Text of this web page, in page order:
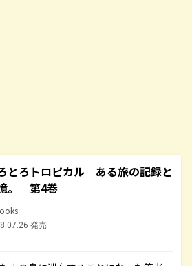
とろトロピカル ある旅の記録と
。 第4巻
発売